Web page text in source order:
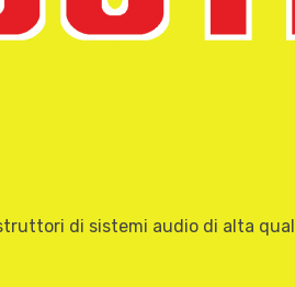
di sistemi audio di alta